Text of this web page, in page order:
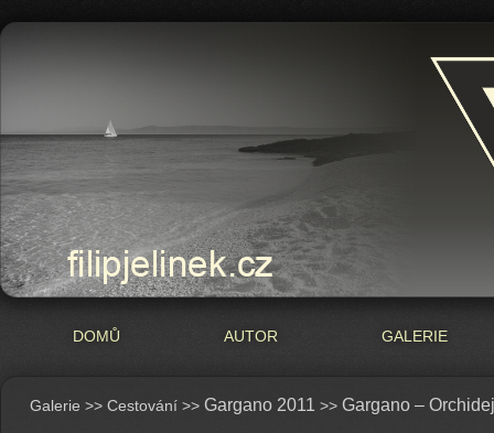
DOMŮ AUTOR GALERIE
Galerie >> Cestování >> Gargano 2011 >> Gargano –